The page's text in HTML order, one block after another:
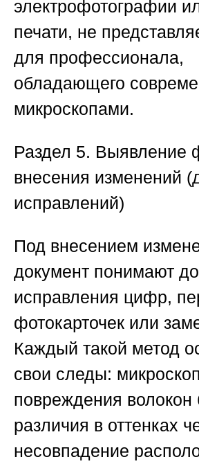
электрофотографии
печати, не
для профессионала,
обладающего
микроскопами.
Раздел 5. Выявление
внесения изменений
исправлений)
Под внесением
документ понимают
исправления цифр,
фотокарточек или
Каждый такой метод
свои следы:
повреждения волокон
различия в оттенках
несовпадение